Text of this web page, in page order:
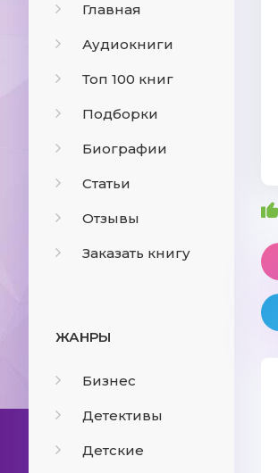
Главная
Аудиокниги
Топ 100 книг
Подборки
Биографии
Статьи
Отзывы
Заказать книгу
ЖАНРЫ
Бизнес
Детективы
Детские